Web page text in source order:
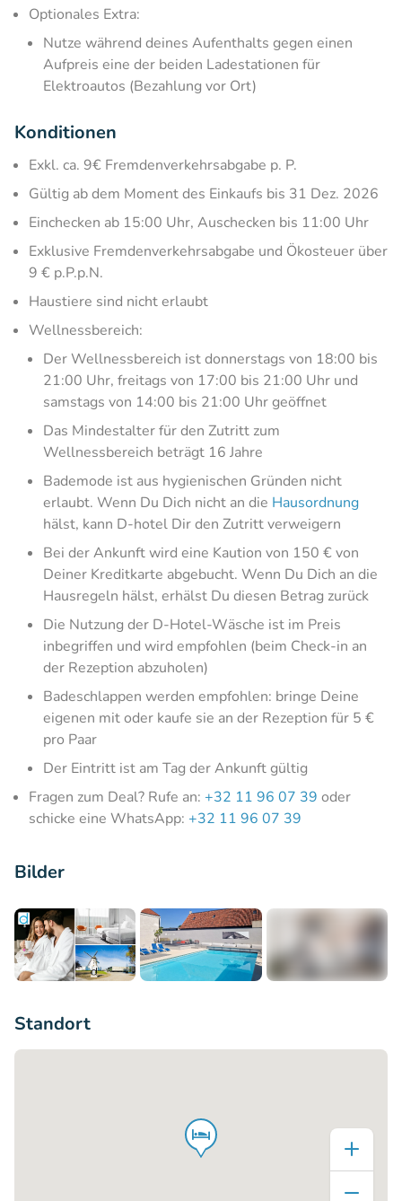
Optionales Extra:
Nutze während deines Aufenthalts gegen einen
Aufpreis eine der beiden Ladestationen für
Elektroautos (Bezahlung vor Ort)
Konditionen
Exkl. ca. 9€ Fremdenverkehrsabgabe p. P.
Gültig ab dem Moment des Einkaufs bis 31 Dez. 2026
Einchecken ab 15:00 Uhr, Auschecken bis 11:00 Uhr
Exklusive Fremdenverkehrsabgabe und Ökosteuer über
9 € p.P.p.N.
Haustiere sind nicht erlaubt
Wellnessbereich:​
Der Wellnessbereich ist donnerstags von 18:00 bis
21:00 Uhr, freitags von 17:00 bis 21:00 Uhr und
samstags von 14:00 bis 21:00 Uhr geöffnet
Das Mindestalter für den Zutritt zum
Wellnessbereich beträgt 16 Jahre
Bademode ist aus hygienischen Gründen nicht
erlaubt. Wenn Du Dich nicht an die Hausordnung
hälst, kann D-hotel Dir den Zutritt verweigern
Bei der Ankunft wird eine Kaution von 150 € von
Deiner Kreditkarte abgebucht. Wenn Du Dich an die
Hausregeln hälst, erhälst Du diesen Betrag zurück
Die Nutzung der D-Hotel-Wäsche ist im Preis
inbegriffen und wird empfohlen (beim Check-in an
der Rezeption abzuholen)
Badeschlappen werden empfohlen: bringe Deine
eigenen mit oder kaufe sie an der Rezeption für 5 €
pro Paar
Der Eintritt ist am Tag der Ankunft gültig
Fragen zum Deal? Rufe an: +32 11 96 07 39 oder
schicke eine WhatsApp: +32 11 96 07 39
Bilder
Standort